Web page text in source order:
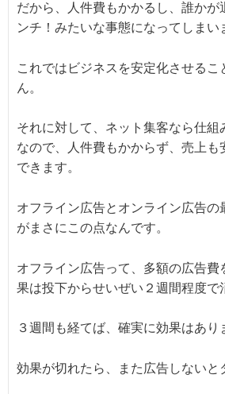
だから、人件費もかかるし、誰かが
ンチ！みたいな事態になってしまい
これではビジネスを安定化させるこ
ん。
それに対して、ネット集客なら仕組
なので、人件費もかからず、売上も
できます。
オフライン広告とオンライン広告の
がまさにこの点なんです。
オフライン広告って、多額の広告費
果は投下からせいぜい２週間程度で
３週間も経てば、確実に効果はあり
効果が切れたら、また広告しないと